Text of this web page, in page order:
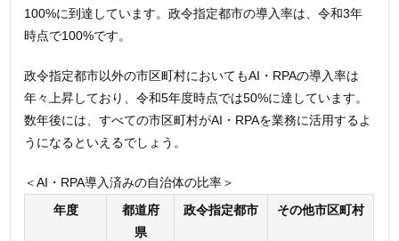
100%に到達しています。政令指定都市の導入率は、令和3年
時点で100%です。
政令指定都市以外の市区町村においてもAI・RPAの導入率は
年々上昇しており、令和5年度時点では50%に達しています。
数年後には、すべての市区町村がAI・RPAを業務に活用するよ
うになるといえるでしょう。
＜AI・RPA導入済みの自治体の比率＞
年度
都道府
県
政令指定都市 その他市区町村